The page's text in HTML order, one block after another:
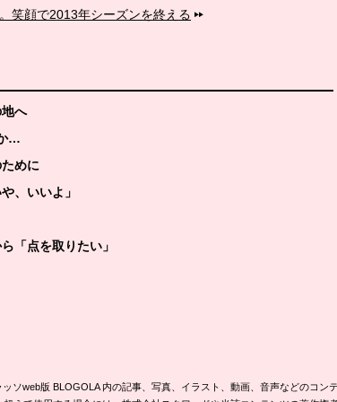
笑顔で2013年シーズンを終える
へ
…
めに
、いいよ」
「点を取りたい」
ソweb版 BLOGOLA 内の記事、写真、イラスト、動画、音声などのコン